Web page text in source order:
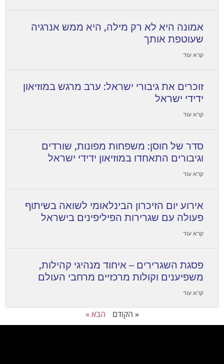
אמונה היא לא רק מילה, היא ממש אנרגיה
שעוטפת אותך
קרא עוד
זוכרים את גיבורי ישראל: ערב מרגש במוזיאון
ידידי ישראל
קרא עוד
סדר של חוסן: משפחות מפונות, שורדים
וגיבורים התאחדו במוזיאון ידידי ישראל
קרא עוד
אירוע יום הזיכרון הבינלאומי לשואה בשיתוף
פעולה עם שגרירות הפיליפינים בישראל
קרא עוד
פסגת השגרירים – איחוד מנהיגי קהילות,
משפיענים וקולות מרכזיים מרחבי העולם
קרא עוד
« הקודם הבא »